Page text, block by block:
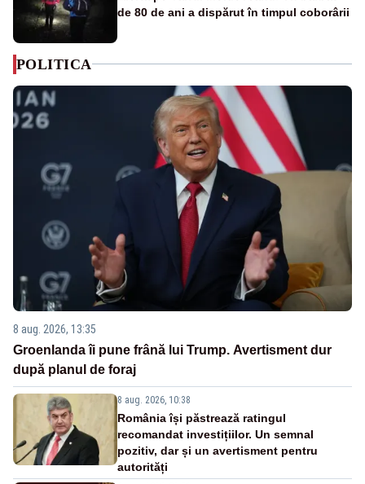
de 80 de ani a dispărut în timpul coborârii
POLITICA
8 aug. 2026, 13:35
Groenlanda îi pune frână lui Trump. Avertisment dur
după planul de foraj
8 aug. 2026, 10:38
România își păstrează ratingul
recomandat investițiilor. Un semnal
pozitiv, dar și un avertisment pentru
autorități